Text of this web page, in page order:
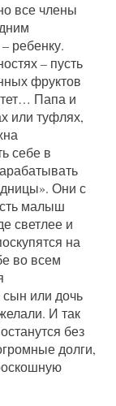
все члены
ребенку.
– пусть
фруктов
Папа и
или туфлях,
себе в
Они с
малыш
светлее и
на
во всем
или дочь
И так
без
долги,